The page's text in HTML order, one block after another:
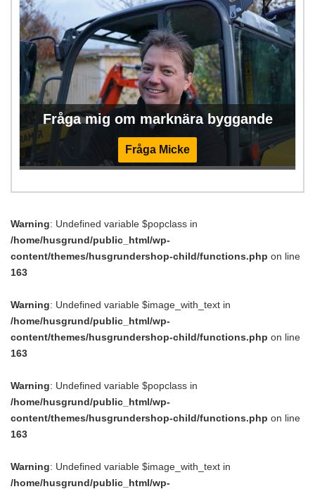
Fråga mig om marknära byggande
Fråga Micke
Warning: Undefined variable $popclass in
/home/husgrund/public_html/wp-
content/themes/husgrundershop-child/functions.php on line
163
Warning: Undefined variable $image_with_text in
/home/husgrund/public_html/wp-
content/themes/husgrundershop-child/functions.php on line
163
Warning: Undefined variable $popclass in
/home/husgrund/public_html/wp-
content/themes/husgrundershop-child/functions.php on line
163
Warning: Undefined variable $image_with_text in
/home/husgrund/public_html/wp-